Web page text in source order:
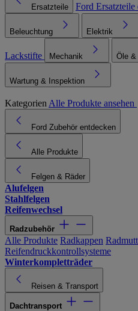
Ersatzteile Ford Ersatzteile
Beleuchtung Elektrik
Lackstifte Mechanik Öle &
Wartung & Inspektion
Kategorien Alle Produkte ansehen
Ford Zubehör entdecken
Alle Produkte
Felgen & Räder
Alufelgen
Stahlfelgen
Reifenwechsel
Radzubehör
Alle Produkte Radkappen
Reifendruckkontrollsysteme
Winterkompletträder
Reisen & Transport
Dachtransport